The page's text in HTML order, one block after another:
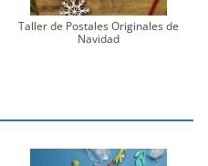
Taller de Postales Originales de
Navidad